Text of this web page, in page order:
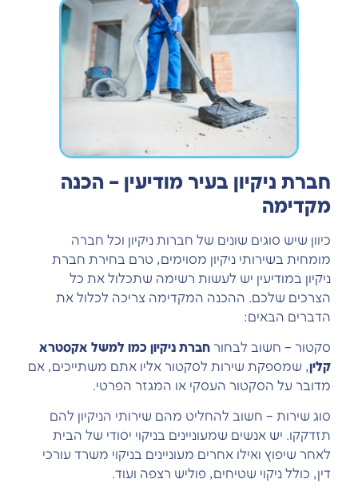
חברת ניקיון בעיר מודיעין – הכנה
מקדימה
כיוון שיש סוגים שונים של חברות ניקיון וכל חברה
מומחית בשירותי ניקיון מסוימים, טרם בחירת חברת
ניקיון במודיעין יש לעשות רשימה שתכלול את כל
הצרכים שלכם. ההכנה המקדימה צריכה לכלול את
הדברים הבאים:
סקטור – חשוב לבחור חברת ניקיון כמו למשל אקסטרא
קלין, שמספקת שירות לסקטור אליו אתם משתייכים, אם
מדובר על הסקטור העסקי או המגזר הפרטי.
סוג שירות – חשוב להחליט מהם שירותי הניקיון להם
תזדקקו. יש אנשים שמעוניינים בניקוי יסודי של הבית
לאחר שיפוץ ואילו אחרים מעוניינים בניקוי משרד עורכי
דין, כולל ניקוי שטיחים, פוליש רצפה ועוד.